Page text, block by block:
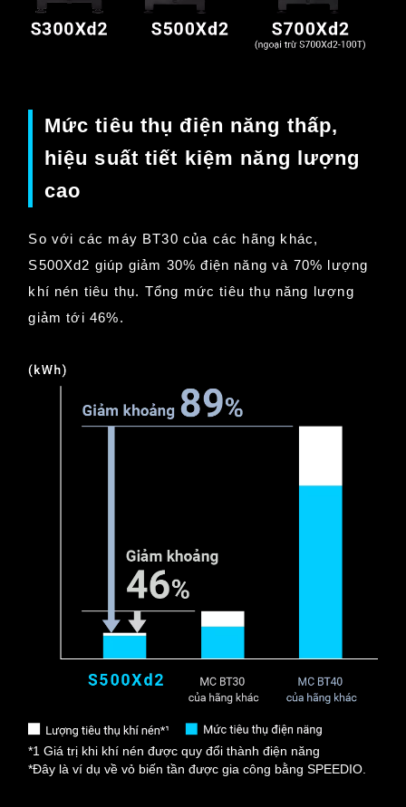
Mức tiêu thụ điện năng thấp,
hiệu suất tiết kiệm năng lượng
cao
So với các máy BT30 của các hãng khác,
S500Xd2 giúp giảm 30% điện năng và 70% lượng
khí nén tiêu thụ. Tổng mức tiêu thụ năng lượng
giảm tới 46%.
*1 Giá trị khi khí nén được quy đổi thành điện năng
*Đây là ví dụ về vỏ biến tần được gia công bằng SPEEDIO.